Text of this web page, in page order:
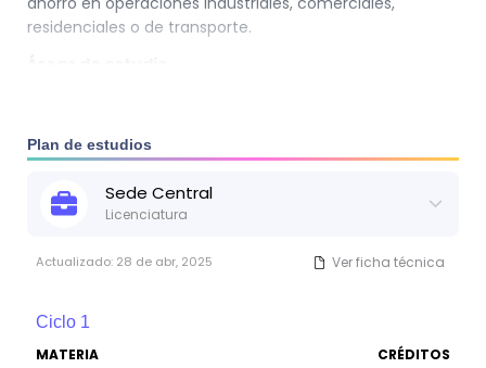
residenciales o de transporte.
Ingeniería aplicada.
Optativas técnicas.
Humanística–social.
Asesoría y consultoría sobre proyectos energéticos con
enfoque medioambiental.
Plan de estudios
Sede Central
Licenciatura
Actualizado: 28 de abr, 2025 Ver ficha técnica
Ciclo 1
MATERIA
CRÉDITOS